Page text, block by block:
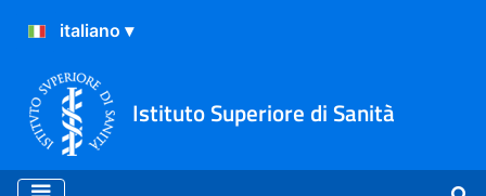
Istituto Superiore di Sanità